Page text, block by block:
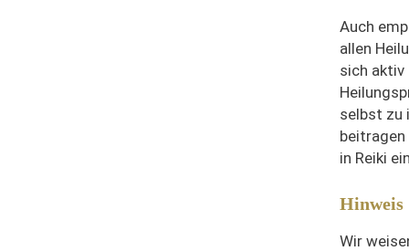
Auch
allen
sich aktiv
selbst zu
beitragen
in Reiki
Hinweis
Wir